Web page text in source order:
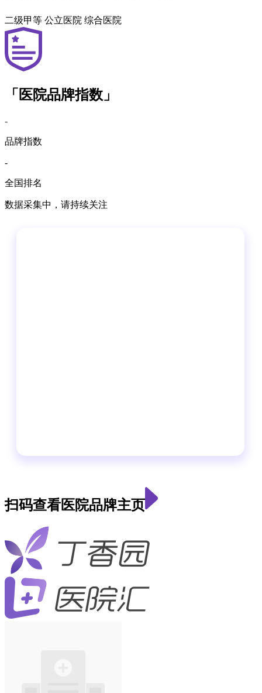
二级甲等 公立医院 综合医院
「医院品牌指数」
-
品牌指数
-
全国排名
数据采集中，请持续关注
扫码查看医院品牌主页